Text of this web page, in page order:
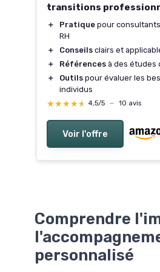
transitions
＋ Pratique pour
RH
＋
Conseils clairs et
＋
Références à des études
＋
Outils pour évaluer les
individus
★★★★★
★★★★★ 4,5/5 — 10 avis
Voir l'offre
Comprendre
personnalisé